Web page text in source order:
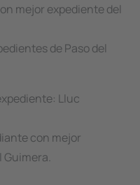
mejor expediente del
de Paso del
Lluc
con mejor
Guimera.